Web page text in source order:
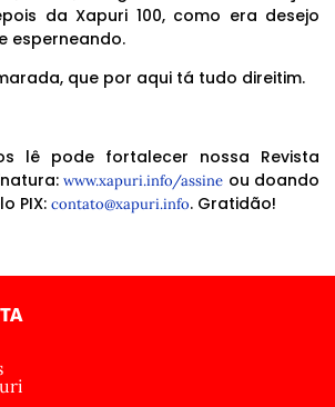
da Xapuri 100, como era desejo
esperneando.
que por aqui tá tudo direitim.
lê pode fortalecer nossa Revista
www.xapuri.info/assine ou doando
PIX: contato@xapuri.info. Gratidão!